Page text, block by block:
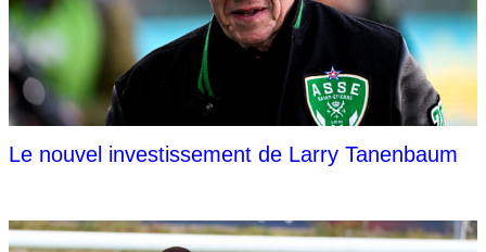
Le nouvel investissement de Larry Tanenbaum